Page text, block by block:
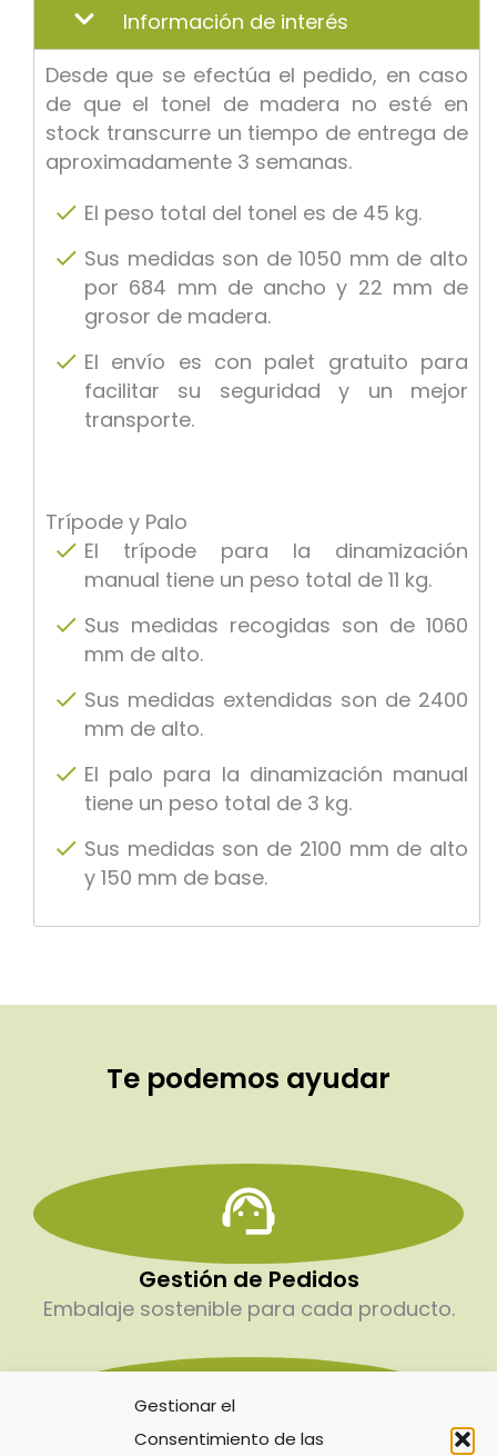
Gestionar el
Consentimiento de las
Información de interés
Desde que se efectúa el pedido, en caso
de que el tonel de madera no esté en
stock transcurre un tiempo de entrega de
aproximadamente 3 semanas.
El peso total del tonel es de 45 kg.
Sus medidas son de 1050 mm de alto
por 684 mm de ancho y 22 mm de
grosor de madera.
El envío es con palet gratuito para
facilitar su seguridad y un mejor
transporte.
Trípode y Palo
El trípode para la dinamización
manual tiene un peso total de 11 kg.
Sus medidas recogidas son de 1060
mm de alto.
Sus medidas extendidas son de 2400
mm de alto.
El palo para la dinamización manual
tiene un peso total de 3 kg.
Sus medidas son de 2100 mm de alto
y 150 mm de base.
Te podemos ayudar
Gestión de Pedidos
Embalaje sostenible para cada producto.